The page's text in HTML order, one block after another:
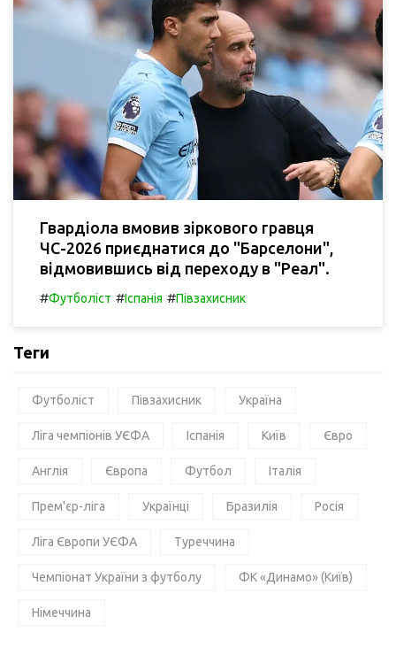
Гвардіола вмовив зіркового гравця
ЧС-2026 приєднатися до "Барселони",
відмовившись від переходу в "Реал".
#Футболіст #Іспанія #Півзахисник
Теги
Футболіст Півзахисник Україна
Ліга чемпіонів УЄФА Іспанія Київ Євро
Англія Європа Футбол Італія
Прем'єр-ліга Українці Бразилія Росія
Ліга Європи УЄФА Туреччина
Чемпіонат України з футболу ФК «Динамо» (Київ)
Німеччина